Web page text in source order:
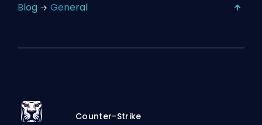
Blog General
Counter-Strike